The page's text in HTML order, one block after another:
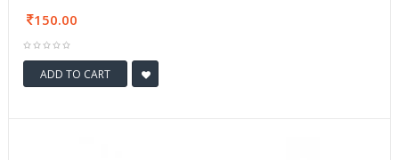
150.00
ADD TO CART